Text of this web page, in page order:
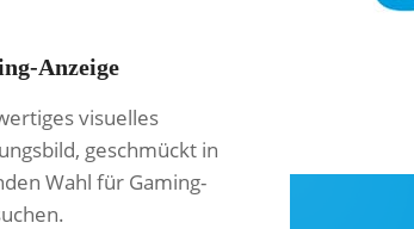
Anzeige
visuelles
geschmückt in
Wahl für Gaming-